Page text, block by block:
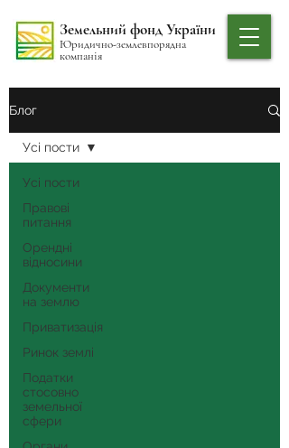
Земельний фонд України
Юридично-землевпорядна
компанія
Блог
Усі пости
Правові
питання
Орендні
відносини
Документи
на землю
Приватизація
Ринок землі
Податки
стосовно
земельної
сфери
Усі пости